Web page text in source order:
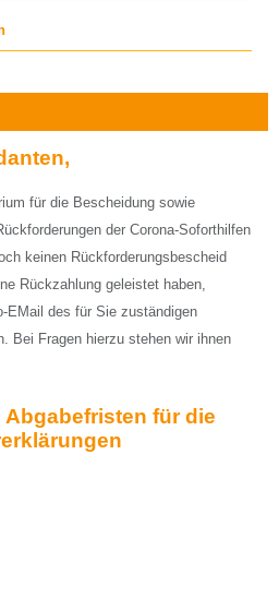
für die Bescheidung sowie
der Corona-Soforthilfen
keinen Rückforderungsbescheid
Rückzahlung geleistet haben,
EMail des für Sie zuständigen
Bei Fragen hierzu stehen wir ihnen
für die